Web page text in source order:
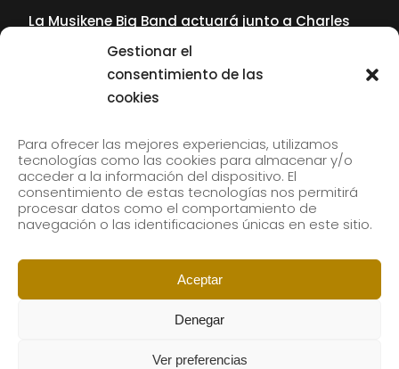
Gestionar el
consentimiento de las
cookies
Para ofrecer las mejores experiencias, utilizamos
tecnologías como las cookies para almacenar y/o
acceder a la información del dispositivo. El
consentimiento de estas tecnologías nos permitirá
procesar datos como el comportamiento de
navegación o las identificaciones únicas en este sitio.
Aceptar
Denegar
Ver preferencias
La Musikene Big Band actuará junto a Charles
Tolliver en el 61 Jazzaldia
Subscribe to our newsletter to receive our news by
email.